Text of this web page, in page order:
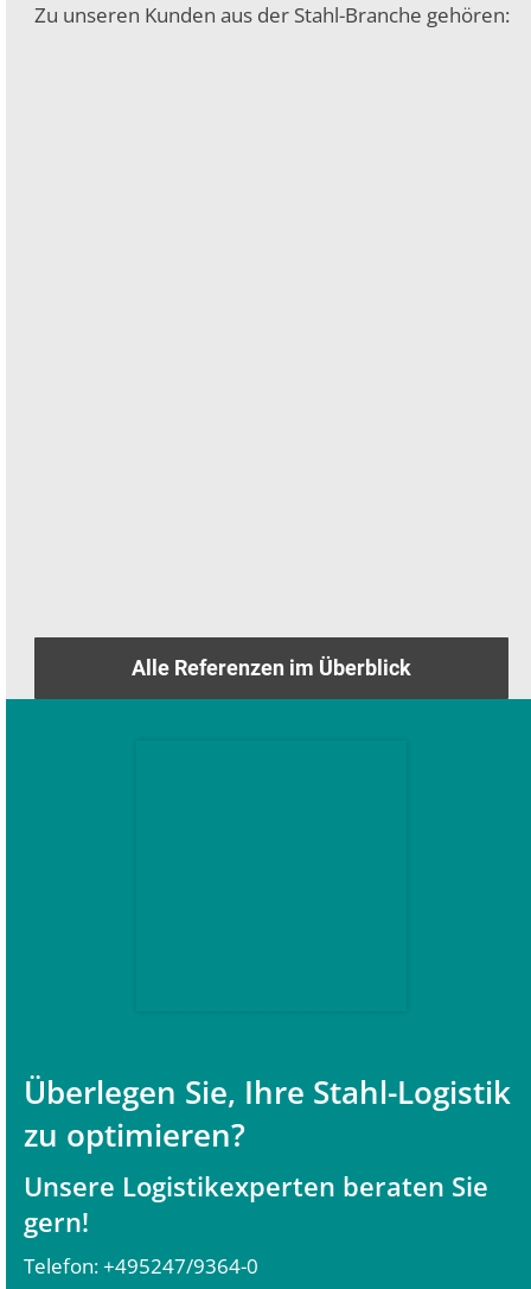
Zu unseren Kunden aus der Stahl-Branche gehören:
Alle Referenzen im Überblick
Überlegen Sie, Ihre Stahl-Logistik
zu optimieren?
Unsere Logistikexperten beraten Sie
gern!
Telefon:+495247/9364-0